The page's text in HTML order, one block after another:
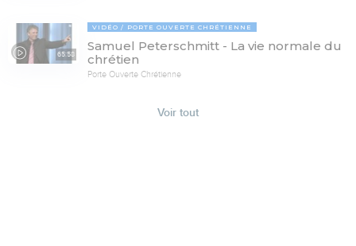
65:58
VIDÉO PORTE OUVERTE CHRÉTIENNE
Samuel Peterschmitt - La vie normale du
chrétien
Porte Ouverte Chrétienne
Voir tout